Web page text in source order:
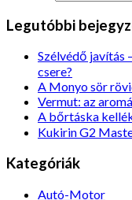
Legutóbbi
Szélvédő javítás
csere?
A Monyo sör
Vermut: az
A bőrtáska
Kukirin G2
Kategóriák
Autó-Motor